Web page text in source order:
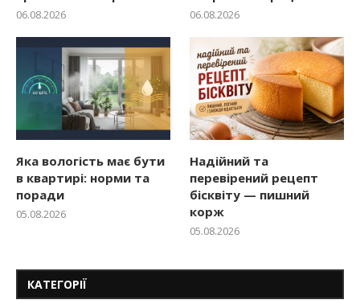
06.08.2026 06.08.2026
Яка вологість має бути
в квартирі: норми та
поради
05.08.2026
Надійний та
перевірений рецепт
бісквіту — пишний
корж
05.08.2026
КАТЕГОРІЇ